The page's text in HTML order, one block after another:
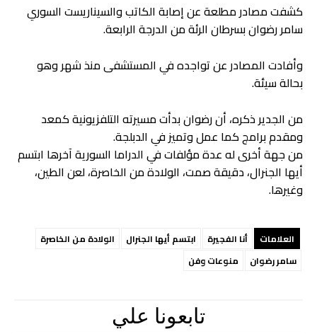
كشفت مصادر مطلعة عن إصابة الكاتب والسيناريست السوري
سامر رضوان بسرطان الرئة من الدرجة الرابعة.
وأفادت المصادر عن تواجده في المستشفى منذ شهر وهو
بحالة سيئة.
من الجدير ذكره، أن رضوان بدأت مسيرته التلفزيونية كمعد
ومقدم برامج كما عمل وتميز في الدبلجة.
من جهة أخرى له عدة مؤلفات في الدراما السورية آخرها ابتسم
أيها الجنرال، دقيقة صمت، الولادة من الخاصرة، لعن الطين،
وغيرها.
العلامات أنا الفجيرة ابتسم أيها الجنرال
الولادة من الخاصرة
سامر رضوان
منوعات وفن
تابعونا علي